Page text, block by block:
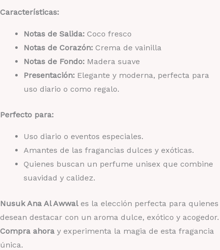
Características:
Notas de Salida: Coco fresco
Notas de Corazón: Crema de vainilla
Notas de Fondo: Madera suave
Presentación: Elegante y moderna, perfecta para
uso diario o como regalo.
Perfecto para:
Uso diario o eventos especiales.
Amantes de las fragancias dulces y exóticas.
Quienes buscan un perfume unisex que combine
suavidad y calidez.
Nusuk Ana Al Awwales la elección perfecta para quienes
desean destacar con un aroma dulce, exótico y acogedor.
Compra ahora y experimenta la magia de esta fragancia
única.